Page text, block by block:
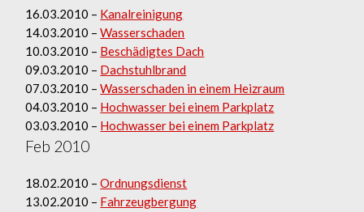
16.03.2010 – Kanalreinigung
14.03.2010 –Wasserschaden
10.03.2010 – Beschädigtes Dach
09.03.2010 – Dachstuhlbrand
07.03.2010 –Wasserschaden in einem Heizraum
04.03.2010 – Hochwasser bei einem Parkplatz
03.03.2010 – Hochwasser bei einem Parkplatz
Feb 2010
18.02.2010 –Ordnungsdienst
13.02.2010 – Fahrzeugbergung